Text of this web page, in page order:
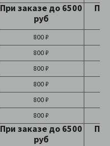
При заказе до 6500
руб
800 ₽
800 ₽
800 ₽
800 ₽
800 ₽
800 ₽
При заказе до 6500
руб